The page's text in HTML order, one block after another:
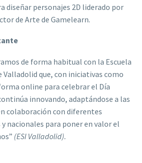
diseñar personajes 2D liderado por
de Arte de Gamelearn.
de forma habitual con la Escuela
Valladolid que, con iniciativas como
online para celebrar el Día
innovando, adaptándose a las
colaboración con diferentes
nacionales para poner en valor el
(ESI Valladolid).